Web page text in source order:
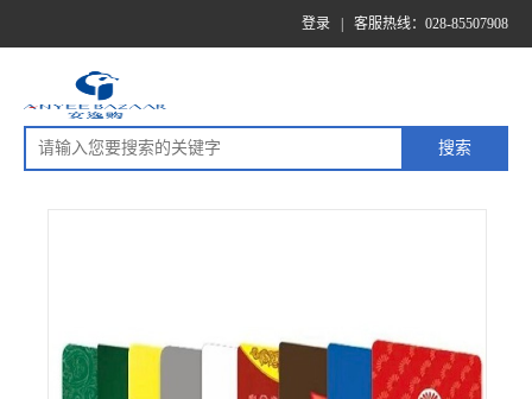
登录 客服热线：028-85507908